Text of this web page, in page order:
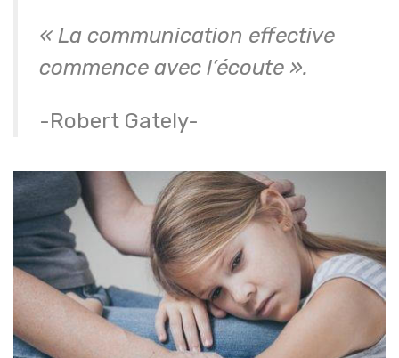
« La communication effective
commence avec l’écoute ».
-Robert Gately-